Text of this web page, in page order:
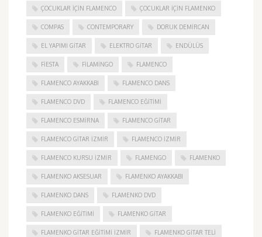
ÇOCUKLAR IÇIN FLAMENCO ÇOCUKLAR IÇIN FLAMENKO
COMPAS CONTEMPORARY DORUK DEMIRCAN
EL YAPIMI GITAR ELEKTRO GITAR ENDÜLÜS
FIESTA FILAMINGO FLAMENCO
FLAMENCO AYAKKABI FLAMENCO DANS
FLAMENCO DVD FLAMENCO EĞITIMI
FLAMENCO ESMIRNA FLAMENCO GITAR
FLAMENCO GITAR İZMIR FLAMENCO IZMIR
FLAMENCO KURSU İZMIR FLAMENGO FLAMENKO
FLAMENKO AKSESUAR FLAMENKO AYAKKABI
FLAMENKO DANS FLAMENKO DVD
FLAMENKO EĞITIMI FLAMENKO GITAR
FLAMENKO GITAR EĞITIMI İZMIR FLAMENKO GITAR TELI